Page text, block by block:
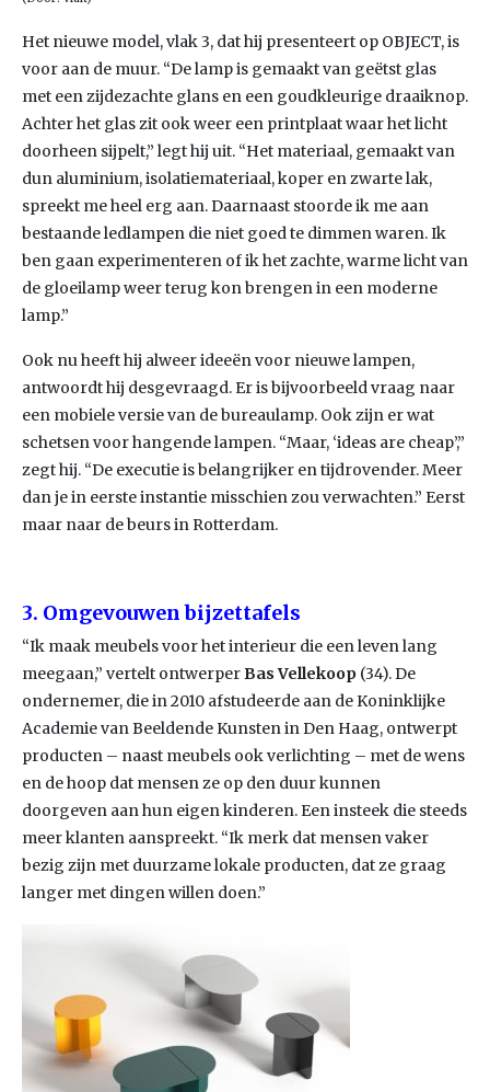
Het nieuwe model, vlak 3, dat hij presenteert op OBJECT, is
voor aan de muur. “De lamp is gemaakt van geëtst glas
met een zijdezachte glans en een goudkleurige draaiknop.
Achter het glas zit ook weer een printplaat waar het licht
doorheen sijpelt,” legt hij uit. “Het materiaal, gemaakt van
dun aluminium, isolatiemateriaal, koper en zwarte lak,
spreekt me heel erg aan. Daarnaast stoorde ik me aan
bestaande ledlampen die niet goed te dimmen waren. Ik
ben gaan experimenteren of ik het zachte, warme licht van
de gloeilamp weer terug kon brengen in een moderne
lamp.”
Ook nu heeft hij alweer ideeën voor nieuwe lampen,
antwoordt hij desgevraagd. Er is bijvoorbeeld vraag naar
een mobiele versie van de bureaulamp. Ook zijn er wat
schetsen voor hangende lampen. “Maar, ‘ideas are cheap’,”
zegt hij. “De executie is belangrijker en tijdrovender. Meer
dan je in eerste instantie misschien zou verwachten.” Eerst
maar naar de beurs in Rotterdam.
3. Omgevouwen bijzettafels
“Ik maak meubels voor het interieur die een leven lang
meegaan,” vertelt ontwerperBas Vellekoop (34). De
ondernemer, die in 2010 afstudeerde aan de Koninklijke
Academie van Beeldende Kunsten in Den Haag, ontwerpt
producten – naast meubels ook verlichting – met de wens
en de hoop dat mensen ze op den duur kunnen
doorgeven aan hun eigen kinderen. Een insteek die steeds
meer klanten aanspreekt. “Ik merk dat mensen vaker
bezig zijn met duurzame lokale producten, dat ze graag
langer met dingen willen doen.”